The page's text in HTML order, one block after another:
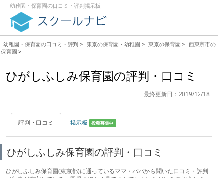
幼稚園・保育園の口コミ・評判掲示板
幼稚園・保育園の口コミ・評判 > 東京の保育園・幼稚園 > 東京の保育園 > 西東京市の
保育園 >
ひがしふしみ保育園の評判・口コミ
最終更新日：2019/12/18
評判・口コミ 掲示板 投稿募集中
ひがしふしみ保育園の評判・口コミ
ひがしふしみ保育園(東京都)に通っているママ・パパから聞いた口コミ・評判